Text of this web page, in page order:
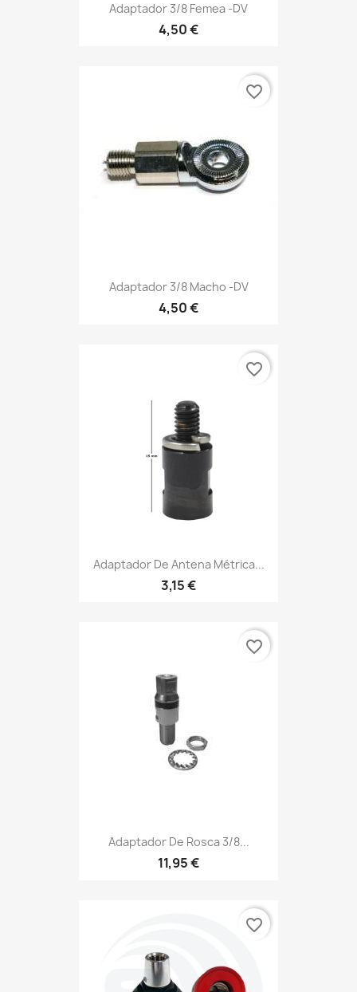
Adaptador 3/8 Femea -DV
4,50 €
Adaptador 3/8 Macho -DV
4,50 €
favorite_border
Adaptador De Antena Métrica...
3,15 €
favorite_border
Adaptador De Rosca 3/8...
11,95 €
favorite_border
favorite_border